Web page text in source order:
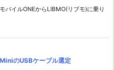
バイルONEからLIBMO(リブモ)に乗り
のUSBケーブル選定